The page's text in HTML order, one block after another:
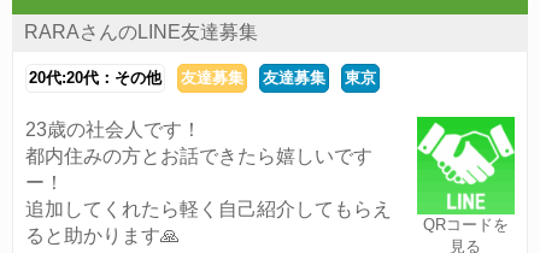
RARAさんのLINE友達募集
20代:20代：その他 友達募集 友達募集 東京
QRコードを
見る
23歳の社会人です！
都内住みの方とお話できたら嬉しいです
ー！
追加してくれたら軽く自己紹介してもらえ
ると助かります🙏